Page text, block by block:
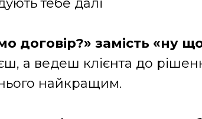
тебе далі
договір?» замість «ну
а ведеш клієнта до
найкращим.